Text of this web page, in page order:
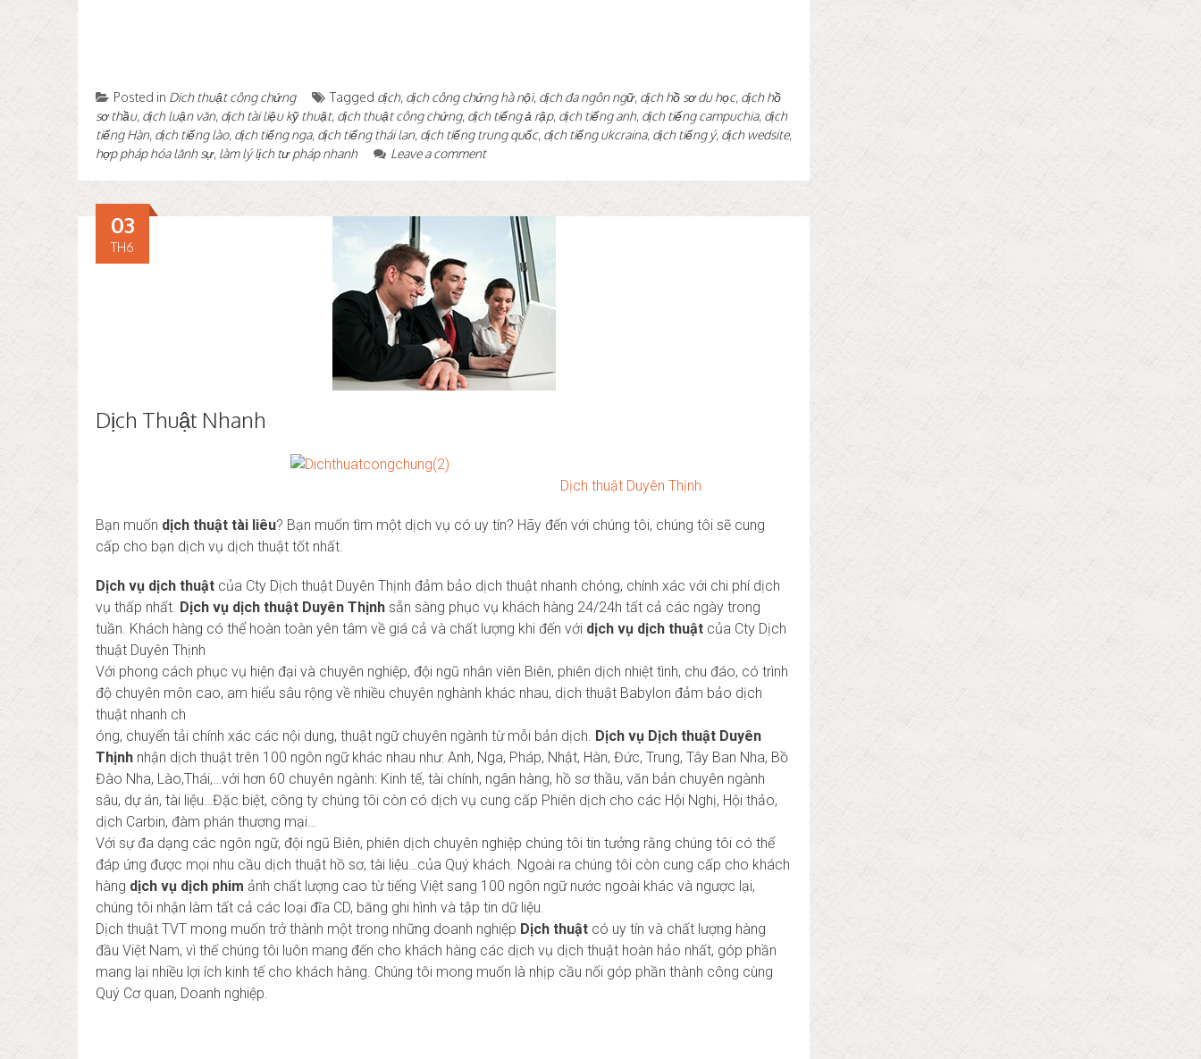
Posted in Dich thuật công chứng Tagged dịch, dịch công chứng hà nội, dịch đa ngôn ngữ, dịch hồ sơ du học, dịch hồ
sơ thầu, dịch luận văn, dịch tài liệu kỹ thuật, dịch thuật công chứng, dịch tiếng ả rập, dịch tiếng anh, dịch tiếng campuchia, dịch
tiếng Hàn, dịch tiếng lào, dịch tiếng nga, dịch tiếng thái lan, dịch tiếng trung quốc, dịch tiếng ukcraina, dịch tiếng ý, dịch wedsite,
hợp pháp hóa lãnh sự, làm lý lịch tư pháp nhanh Leave a comment
Dịch Thuật Nhanh
03
TH6
Dịch thuật Duyên Thịnh
Bạn muốn dịch thuật tài liêu? Bạn muốn tìm một dịch vụ có uy tín? Hãy đến với chúng tôi, chúng tôi sẽ cung
cấp cho bạn dịch vụ dịch thuật tốt nhất.
Dịch vụ dịch thuật của Cty Dịch thuật Duyên Thịnh đảm bảo dịch thuật nhanh chóng, chính xác với chi phí dịch
vụ thấp nhất. Dịch vụ dịch thuật Duyên Thịnh sẵn sàng phục vụ khách hàng 24/24h tất cả các ngày trong
tuần. Khách hàng có thể hoàn toàn yên tâm về giá cả và chất lượng khi đến với dịch vụ dịch thuật của Cty Dịch
thuật Duyên Thịnh
Với phong cách phục vụ hiện đại và chuyên nghiệp, đội ngũ nhân viên Biên, phiên dịch nhiệt tình, chu đáo, có trình
độ chuyên môn cao, am hiểu sâu rộng về nhiều chuyên nghành khác nhau, dịch thuật Babylon đảm bảo dịch
thuật nhanh ch
óng, chuyển tải chính xác các nội dung, thuật ngữ chuyên ngành từ mỗi bản dịch. Dịch vụ Dịch thuật Duyên
Thịnh nhận dịch thuật trên 100 ngôn ngữ khác nhau như: Anh, Nga, Pháp, Nhật, Hàn, Đức, Trung, Tây Ban Nha, Bồ
Đào Nha, Lào,Thái,…với hơn 60 chuyên ngành: Kinh tế, tài chính, ngân hàng, hồ sơ thầu, văn bản chuyên ngành
sâu, dự án, tài liệu…Đặc biệt, công ty chúng tôi còn có dịch vụ cung cấp Phiên dịch cho các Hội Nghị, Hội thảo,
dịch Carbin, đàm phán thương mại…
Với sự đa dạng các ngôn ngữ, đội ngũ Biên, phiên dịch chuyên nghiệp chúng tôi tin tưởng rằng chúng tôi có thể
đáp ứng được mọi nhu cầu dịch thuật hồ sơ, tài liệu…của Quý khách. Ngoài ra chúng tôi còn cung cấp cho khách
hàng dịch vụ dịch phim ảnh chất lượng cao từ tiếng Việt sang 100 ngôn ngữ nước ngoài khác và ngược lại,
chúng tôi nhận làm tất cả các loại đĩa CD, băng ghi hình và tập tin dữ liệu.
Dịch thuật TVT mong muốn trở thành một trong những doanh nghiệp Dịch thuật có uy tín và chất lượng hàng
đầu Việt Nam, vì thế chúng tôi luôn mang đến cho khách hàng các dịch vụ dịch thuật hoàn hảo nhất, góp phần
mang lại nhiều lợi ích kinh tế cho khách hàng. Chúng tôi mong muốn là nhịp cầu nối góp phần thành công cùng
Quý Cơ quan, Doanh nghiệp.